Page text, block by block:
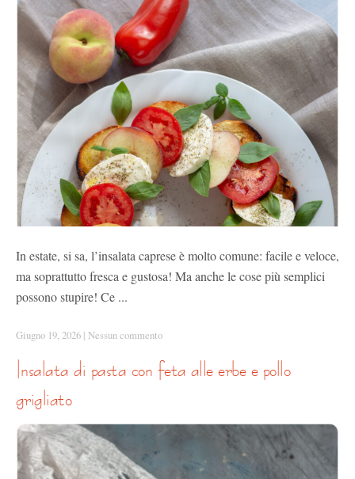
In estate, si sa, l’insalata caprese è molto comune: facile e veloce,
ma soprattutto fresca e gustosa! Ma anche le cose più semplici
possono stupire! Ce ...
Giugno 19, 2026 | Nessun commento
insalata di pasta con feta alle erbe e pollo
grigliato